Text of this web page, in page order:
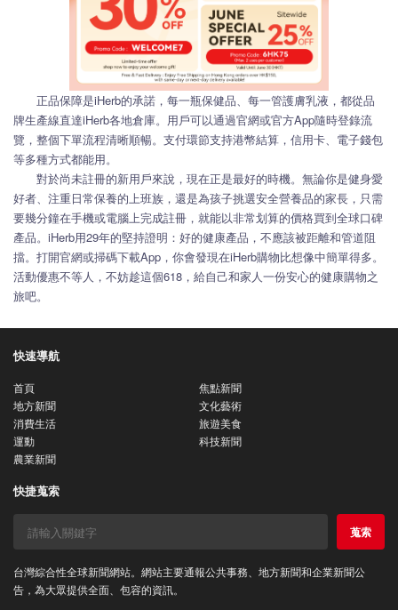
正品保障是iHerb的承諾，每一瓶保健品、每一管護膚乳液，都從品
牌生產線直達iHerb各地倉庫。用戶可以通過官網或官方App隨時登錄流
覽，整個下單流程清晰順暢。支付環節支持港幣結算，信用卡、電子錢包
等多種方式都能用。
對於尚未註冊的新用戶來說，現在正是最好的時機。無論你是健身愛
好者、注重日常保養的上班族，還是為孩子挑選安全營養品的家長，只需
要幾分鐘在手機或電腦上完成註冊，就能以非常划算的價格買到全球口碑
產品。iHerb用29年的堅持證明：好的健康產品，不應該被距離和管道阻
擋。打開官網或掃碼下載App，你會發現在iHerb購物比想像中簡單得多。
活動優惠不等人，不妨趁這個618，給自己和家人一份安心的健康購物之
旅吧。
快速導航
首頁
焦點新聞
地方新聞
文化藝術
消費生活
旅遊美食
運動
科技新聞
農業新聞
快捷蒐索
蒐索
台灣綜合性全球新聞網站。網站主要通報公共事務、地方新聞和企業新聞公
告，為大眾提供全面、包容的資訊。